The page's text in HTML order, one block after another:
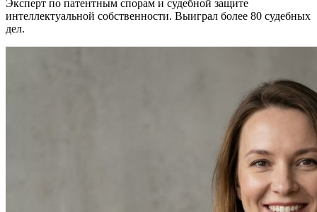
Эксперт по патентным спорам и судебной защите
интеллектуальной собственности. Выиграл более 80 судебных
дел.